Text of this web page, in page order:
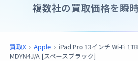
複数社の買取価格を瞬
買取X › Apple › iPad Pro 13インチ Wi-Fi
MDYN4J/A [スペースブラック]